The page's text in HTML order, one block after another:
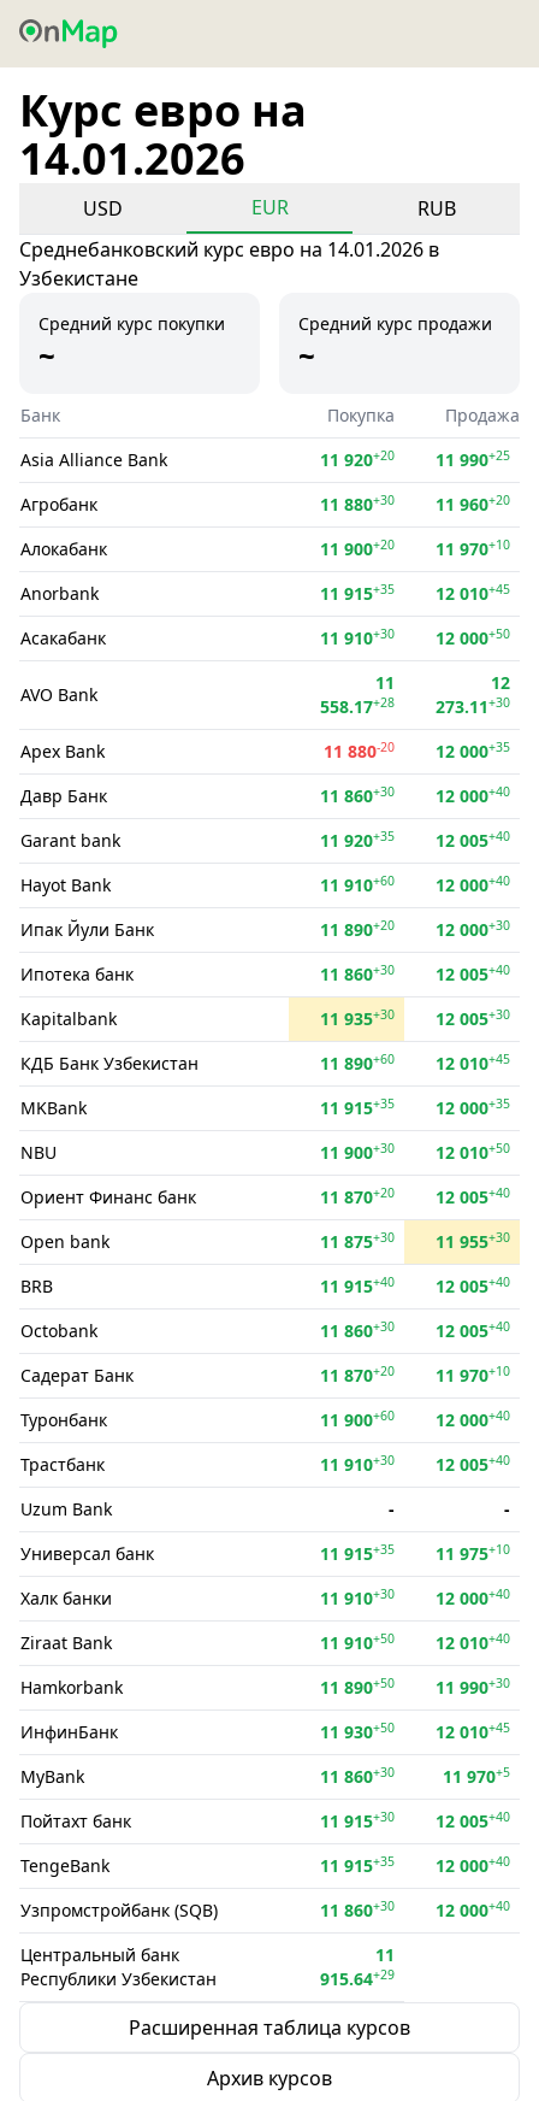
Курс евро на
14.01.2026
USD EUR
RUB
Среднебанковский курс евро на 14.01.2026 в
Узбекистане
Средний курс покупки
~
Средний курс продажи
~
Банк Покупка
Продажа
Asia Alliance Bank
11 920+20 11 990+25
Агробанк 11 880+30 11 960+20
Алокабанк 11 900+20 11 970+10
Anorbank 11 915+35 12 010+45
Асакабанк 11 910+30 12 000+50
AVO Bank
11
558.17+28
12
273.11+30
Apex Bank 11 880-20 12 000+35
Давр Банк 11 860+30 12 000+40
Garant bank 11 920+35 12 005+40
Hayot Bank 11 910+60 12 000+40
Ипак Йули Банк 11 890+20 12 000+30
Ипотека банк 11 860+30 12 005+40
Kapitalbank 11 935+30 12 005+30
КДБ Банк Узбекистан 11 890+60 12 010+45
MKBank 11 915+35 12 000+35
NBU 11 900+30 12 010+50
Ориент Финанс банк 11 870+20 12 005+40
Open bank 11 875+30 11 955+30
BRB 11 915+40 12 005+40
Octobank 11 860+30 12 005+40
Садерат Банк 11 870+20 11 970+10
Туронбанк 11 900+60 12 000+40
Трастбанк 11 910+30 12 005+40
Uzum Bank -
-
Универсал банк
11 915+35 11 975+10
Халк банки 11 910+30 12 000+40
Ziraat Bank 11 910+50 12 010+40
Hamkorbank 11 890+50 11 990+30
ИнфинБанк 11 930+50 12 010+45
MyBank 11 860+30 11 970+5
Пойтахт банк 11 915+30 12 005+40
TengeBank 11 915+35 12 000+40
Узпромстройбанк (SQB) 11 860+30 12 000+40
Центральный банк
Республики Узбекистан
11
915.64+29
Расширенная таблица курсов
Архив курсов